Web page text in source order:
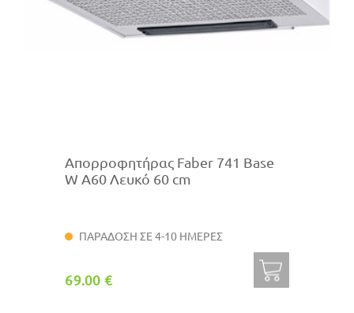
Απορροφητήρας Faber 741 Base
W A60 Λευκό 60 cm
ΠΑΡΑΔΟΣΗ ΣΕ 4-10 ΗΜΕΡΕΣ
69.00 €